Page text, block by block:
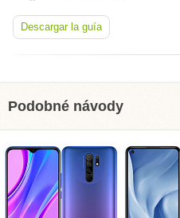
Descargar la guía
Podobné návody